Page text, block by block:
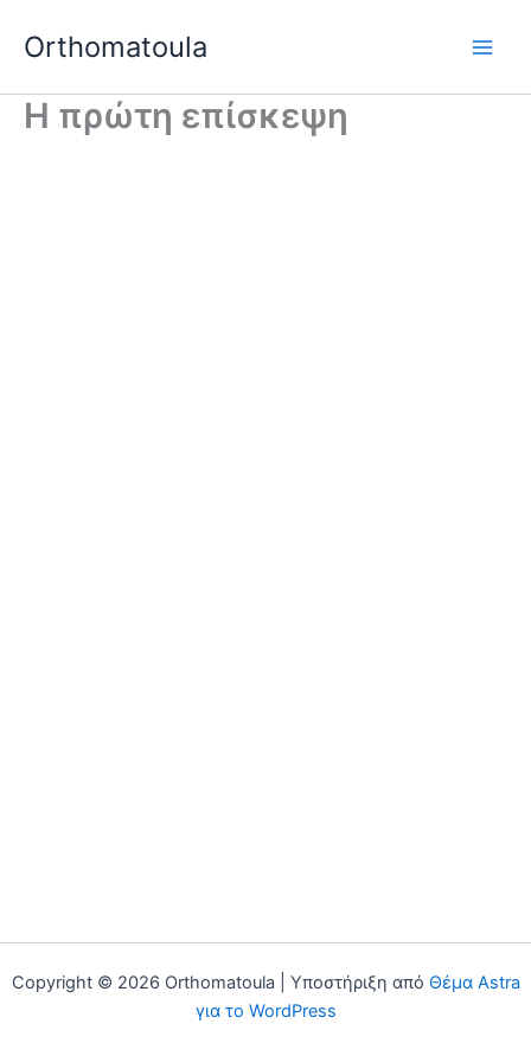
στοOrthomatoula
Η πρώτη επίσκεψη
Copyright © 2026 Orthomatoula | Υποστήριξη από Θέμα Astra
για το WordPress